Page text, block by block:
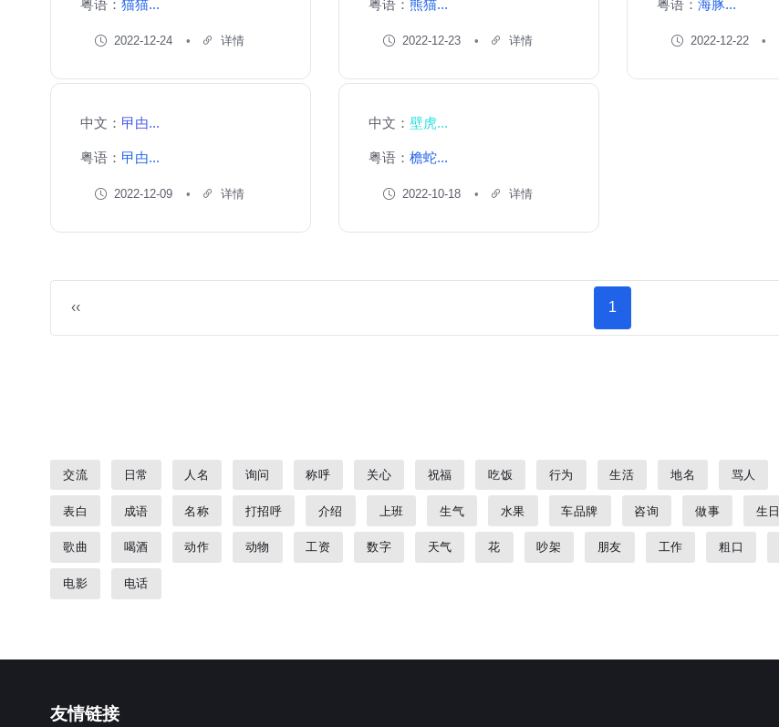
粤语：猫猫...
2022-12-24 详情
粤语：熊猫...
2022-12-23 详情
粤语： 海豚...
2022-12-22
中文： 曱甴...
粤语： 曱甴...
2022-12-09 详情
中文：壁虎...
粤语：檐蛇...
2022-10-18 详情
‹‹ 1
交流 日常 人名 询问 称呼 关心 祝福 吃饭 行为 生活 地名 骂人
表白 成语 名称 打招呼 介绍 上班 生气 水果 车品牌 咨询 做事 生日
歌曲 喝酒 动作 动物 工资 数字 天气 花 吵架 朋友 工作 粗口
电影 电话
友情链接